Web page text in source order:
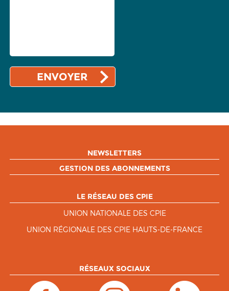
NEWSLETTERS
GESTION DES ABONNEMENTS
LE RÉSEAU DES CPIE
UNION NATIONALE DES CPIE
UNION RÉGIONALE DES CPIE HAUTS-DE-FRANCE
RÉSEAUX SOCIAUX